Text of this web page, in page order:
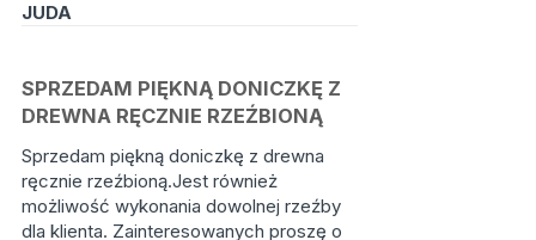
JUDA
SPRZEDAM PIĘKNĄ DONICZKĘ Z
DREWNA RĘCZNIE RZEŹBIONĄ
Sprzedam piękną doniczkę z drewna
ręcznie rzeźbioną.Jest również
możliwość wykonania dowolnej rzeźby
dla klienta. Zainteresowanych proszę o